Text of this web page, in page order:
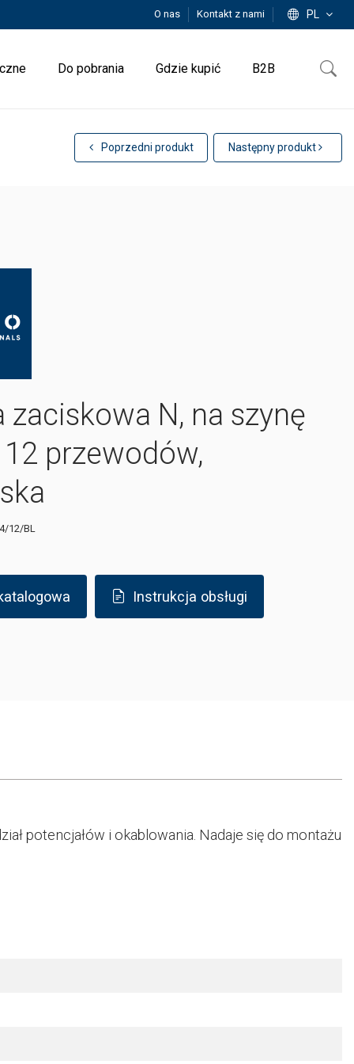
O nas Kontakt z nami PL
B2B
Gdzie kupić
Do pobrania
Poprzedni produkt Następny produkt
zaciskowa N, na szynę
przewodów,
12/BL
Instrukcja obsługi
potencjałów i okablowania. Nadaje się do montażu